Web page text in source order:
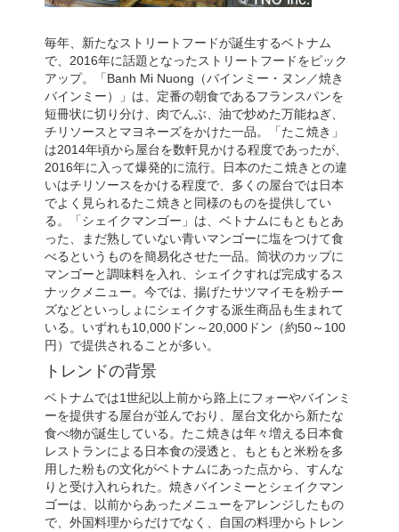
毎年、新たなストリートフードが誕生するベトナム
で、2016年に話題となったストリートフードをピック
アップ。「Banh Mi Nuong（バインミー・ヌン／焼き
バインミー）」は、定番の朝食であるフランスパンを
短冊状に切り分け、肉でんぶ、油で炒めた万能ねぎ、
チリソースとマヨネーズをかけた一品。「たこ焼き」
は2014年頃から屋台を数軒見かける程度であったが、
2016年に入って爆発的に流行。日本のたこ焼きとの違
いはチリソースをかける程度で、多くの屋台では日本
でよく見られるたこ焼きと同様のものを提供してい
る。「シェイクマンゴー」は、ベトナムにもともとあ
った、まだ熟していない青いマンゴーに塩をつけて食
べるというものを簡易化させた一品。筒状のカップに
マンゴーと調味料を入れ、シェイクすれば完成するス
ナックメニュー。今では、揚げたサツマイモを粉チー
ズなどといっしょにシェイクする派生商品も生まれて
いる。いずれも10,000ドン～20,000ドン（約50～100
円）で提供されることが多い。
トレンドの背景
ベトナムでは1世紀以上前から路上にフォーやバインミ
ーを提供する屋台が並んでおり、屋台文化から新たな
食べ物が誕生している。たこ焼きは年々増える日本食
レストランによる日本食の浸透と、もともと米粉を多
用した粉もの文化がベトナムにあった点から、すんな
りと受け入れられた。焼きバインミーとシェイクマン
ゴーは、以前からあったメニューをアレンジしたもの
で、外国料理からだけでなく、自国の料理からトレン